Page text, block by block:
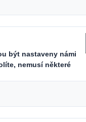
podpoří naše
území České